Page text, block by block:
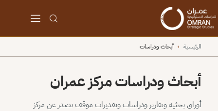
الرئيسية › أبحاث ودراسات
أبحاث ودراسات مركز عمران
أوراق بحثية وتقارير ودراسات وتقديرات موقف تصدر عن مركز